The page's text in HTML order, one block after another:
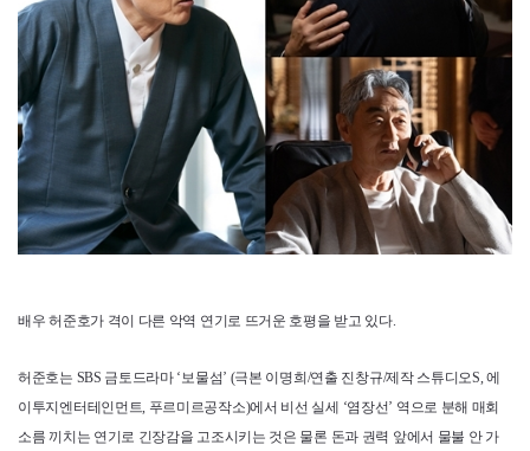
배우 허준호가 격이 다른 악역 연기로 뜨거운 호평을 받고 있다.
허준호는 SBS 금토드라마 ‘보물섬’ (극본 이명희/연출 진창규/제작 스튜디오S, 에
이투지엔터테인먼트, 푸르미르공작소)에서 비선 실세 ‘염장선’ 역으로 분해 매회
소름 끼치는 연기로 긴장감을 고조시키는 것은 물론 돈과 권력 앞에서 물불 안 가